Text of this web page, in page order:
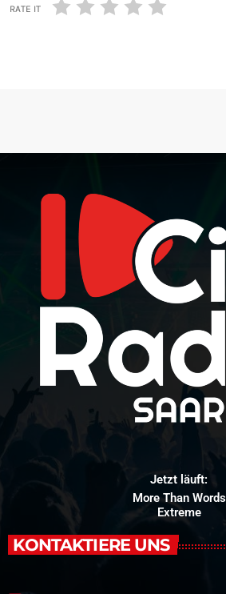
RATE IT
Jetzt läuft:
More Than Words
Extreme
KONTAKTIERE UNS